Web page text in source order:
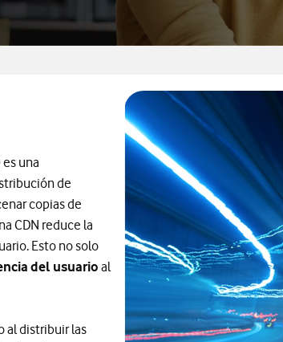
una
de
copias de
CDN reduce la
Esto no solo
del usuario al
al distribuir las